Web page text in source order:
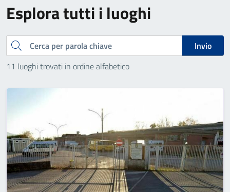
Esplora tutti i luoghi
Cerca
Invio
11 luoghi trovati in ordine alfabetico